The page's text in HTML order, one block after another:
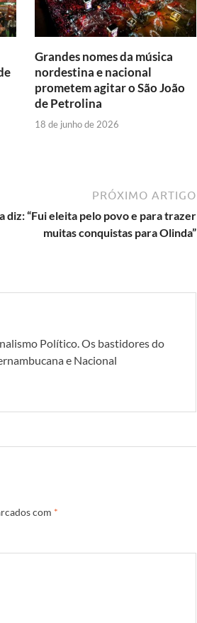
Grandes nomes da música
nordestina e nacional
prometem agitar o São João
de Petrolina
18 de junho de 2026
PRÓXIMO ARTIGO
diz: “Fui eleita pelo povo e para trazer
muitas conquistas para Olinda”
Político. Os bastidores do
e Nacional
com *